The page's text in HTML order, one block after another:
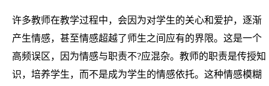
许多教师在教学过程中，会因为对学生的关心和爱护，逐渐
产生情感，甚至情感超越了师生之间应有的界限。这是一个
高频误区，因为情感与职责不?应混杂。教师的职责是传授知
识，培养学生，而不是成为学生的情感依托。这种情感模糊